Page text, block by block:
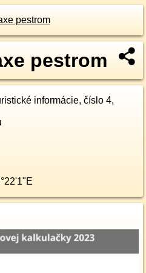
pestrom
pestrom
informácie, číslo 4,